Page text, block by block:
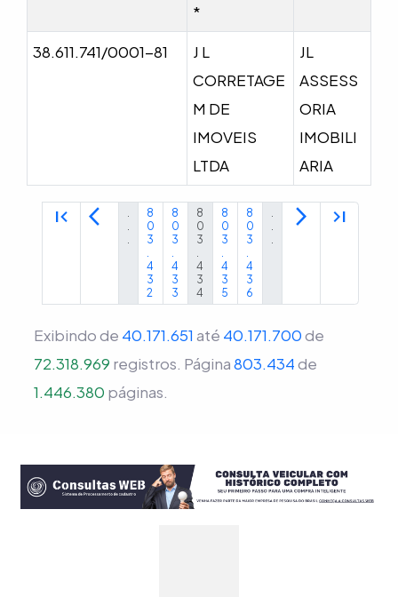
*
38.611.741/0001-81
J L
CORRETAGE
M DE
IMOVEIS
LTDA
JL
ASSESS
ORIA
IMOBILI
ARIA
first_page arrow_back_ios
.
.
.
8
0
3
.
4
3
2
8
0
3
.
4
3
3
8
0
3
.
4
3
4
8
0
3
.
4
3
5
8
0
3
.
4
3
6
.
.
.
arrow_forward_ios last_page
Exibindo de 40.171.651 até 40.171.700de
72.318.969 registros. Página803.434de
1.446.380 páginas.